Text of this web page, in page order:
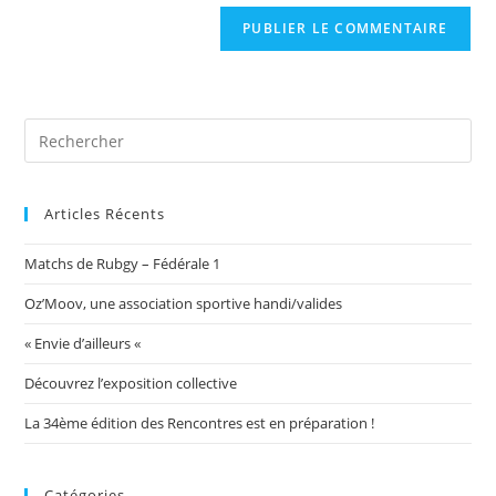
Articles Récents
Matchs de Rubgy – Fédérale 1
Oz’Moov, une association sportive handi/valides
« Envie d’ailleurs «
Découvrez l’exposition collective
La 34ème édition des Rencontres est en préparation !